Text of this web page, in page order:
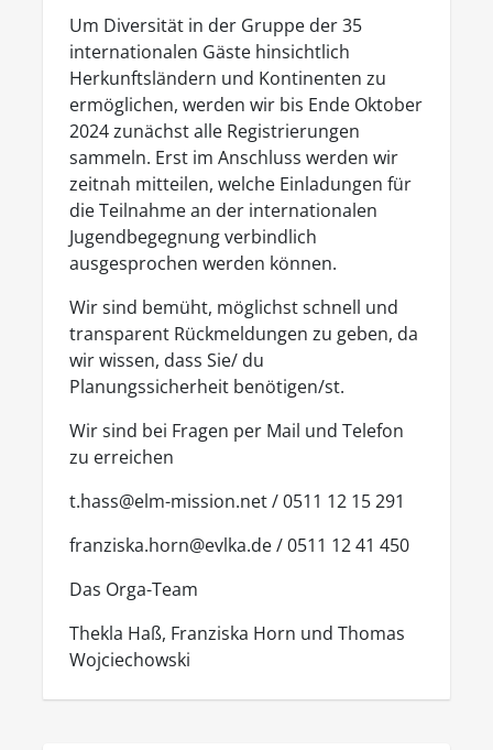
Um Diversität in der Gruppe der 35
internationalen Gäste hinsichtlich
Herkunftsländern und Kontinenten zu
ermöglichen, werden wir bis Ende Oktober
2024 zunächst alle Registrierungen
sammeln. Erst im Anschluss werden wir
zeitnah mitteilen, welche Einladungen für
die Teilnahme an der internationalen
Jugendbegegnung verbindlich
ausgesprochen werden können.
Wir sind bemüht, möglichst schnell und
transparent Rückmeldungen zu geben, da
wir wissen, dass Sie/ du
Planungssicherheit benötigen/st.
Wir sind bei Fragen per Mail und Telefon
zu erreichen
t.hass@elm-mission.net / 0511 12 15 291
franziska.horn@evlka.de / 0511 12 41 450
Das Orga-Team
Thekla Haß, Franziska Horn und Thomas
Wojciechowski